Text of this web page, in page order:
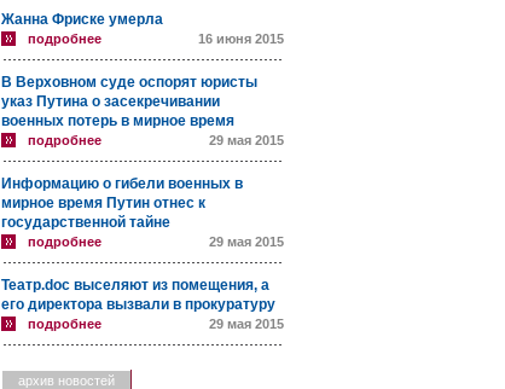
Жанна Фриске умерла
подробнее 16 июня 2015
В Верховном суде оспорят юристы
указ Путина о засекречивании
военных потерь в мирное время
подробнее 29 мая 2015
Информацию о гибели военных в
мирное время Путин отнес к
государственной тайне
подробнее 29 мая 2015
Театр.doc выселяют из помещения, а
его директора вызвали в прокуратуру
подробнее 29 мая 2015
архив новостей